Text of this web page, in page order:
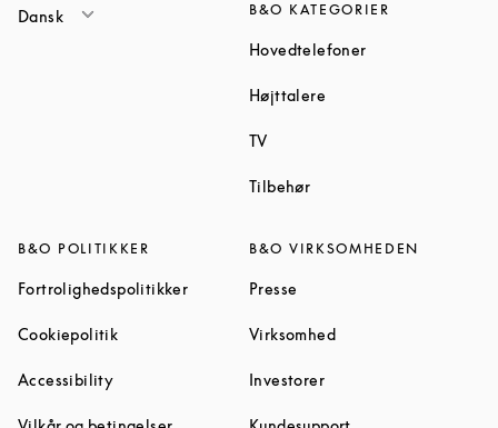
Dansk B&O KATEGORIER
HovedtelefonerLink Opens in
Højttalere
TVLink Opens in New Tab
TilbehørLink Opens in New Tab
B&O POLITIKKER
FortrolighedspolitikkerLink Opens in New Tab
CookiepolitikLink Opens in New Tab
AccessibilityLink Opens in New Tab
Link Opens in New Tab
B&O VIRKSOMHEDEN
Presse
VirksomhedLink Opens in New
InvestorerLink Opens in New Tab
Link Opens in New